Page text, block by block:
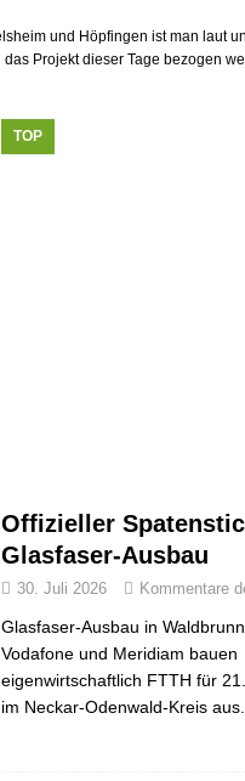
und Höpfingen ist man laut
Projekt dieser Tage bezogen
Offizieller
Glasfaser-Ausbau
TOP
30. Juli 2026 Kommentare
Glasfaser-Ausbau in
Vodafone und Meridiam bauen
eigenwirtschaftlich FTTH für
im Neckar-Odenwald-Kreis